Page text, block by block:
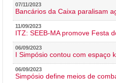
07/11/2023
Bancários da Caixa paralisam
11/09/2023
ITZ: SEEB-MA promove Festa
06/09/2023
I Simpósio contou com espaço
06/09/2023
Simpósio define meios de